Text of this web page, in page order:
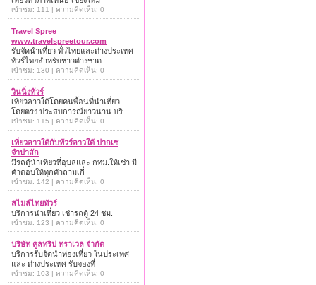
เข้าชม: 111 | ความคิดเห็น: 0
Travel Spree
www.travelspreetour.com
รับจัดนำเที่ยว ทั่วไทยและต่างประเทศ
ทัวร์ไทยสำหรับชาวต่างชาต
เข้าชม: 130 | ความคิดเห็น: 0
วินนิ่งทัวร์
เที่ยวลาวใต้โดยคนพื้อนที่นำเที่ยว
โดยตรง ประสบการณ์ยาวนาน บริ
เข้าชม: 115 | ความคิดเห็น: 0
เที่ยวลาวใต้กับทัวร์ลาวใต้ ปากเซ
จำปาสัก
มีรถตู้นำเที่ยวที่อุบลและ กทม.ให้เช่า มี
คำตอบให้ทุกคำถามเกี่
เข้าชม: 142 | ความคิดเห็น: 0
สไมล์ไทยทัวร์
บริการนำเที่ยว เช่ารถตู้ 24 ชม.
เข้าชม: 123 | ความคิดเห็น: 0
บริษัท คูลทริป ทราเวล จำกัด
บริการรับจัดนำท่องเที่ยว ในประเทศ
และ ต่างประเทศ รับจองที่
เข้าชม: 103 | ความคิดเห็น: 0